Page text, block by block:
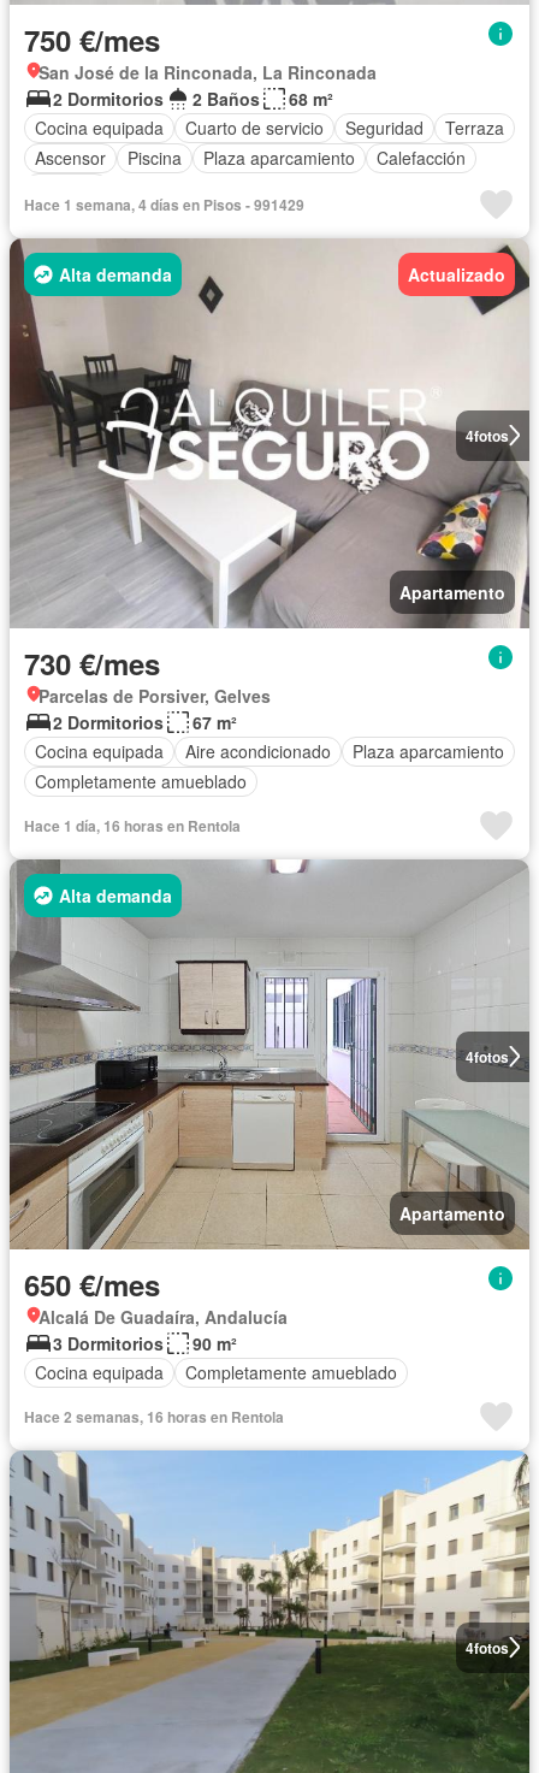
750 €/mes
San José de la Rinconada, La Rinconada
2 Dormitorios
2 Baños
68 m²
Cocina equipada
Cuarto de servicio Seguridad
Terraza
Ascensor
Piscina Plaza aparcamiento
Calefacción
Hace 1 semana, 4 días en Pisos - 991429
4fotos
Alta demanda Actualizado
Apartamento
730 €/mes
Parcelas de Porsiver, Gelves
2 Dormitorios
67 m²
Cocina equipada
Aire acondicionado
Plaza aparcamiento
Completamente amueblado
Hace 1 día, 16 horas en Rentola
4fotos
Alta demanda
Apartamento
650 €/mes
Alcalá De Guadaíra, Andalucía
3 Dormitorios
90 m²
Cocina equipada
Completamente amueblado
Hace 2 semanas, 16 horas en Rentola
4fotos